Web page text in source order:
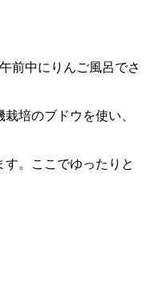
前中にりんご風呂でさ
培のブドウを使い、
。ここでゆったりと